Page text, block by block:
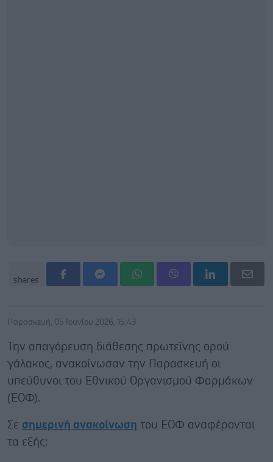
shares
Παρασκευή, 05 Ιουνίου 2026, 15:43
Την απαγόρευση διάθεσης πρωτεΐνης ορού
γάλακος, ανακοίνωσαν την Παρασκευή οι
υπεύθυνοι του Εθνικού Οργανισμού Φαρμάκων
(ΕΟΦ).
Σε σημερινή ανακοίνωση του ΕΟΦ αναφέρονται
τα εξής: